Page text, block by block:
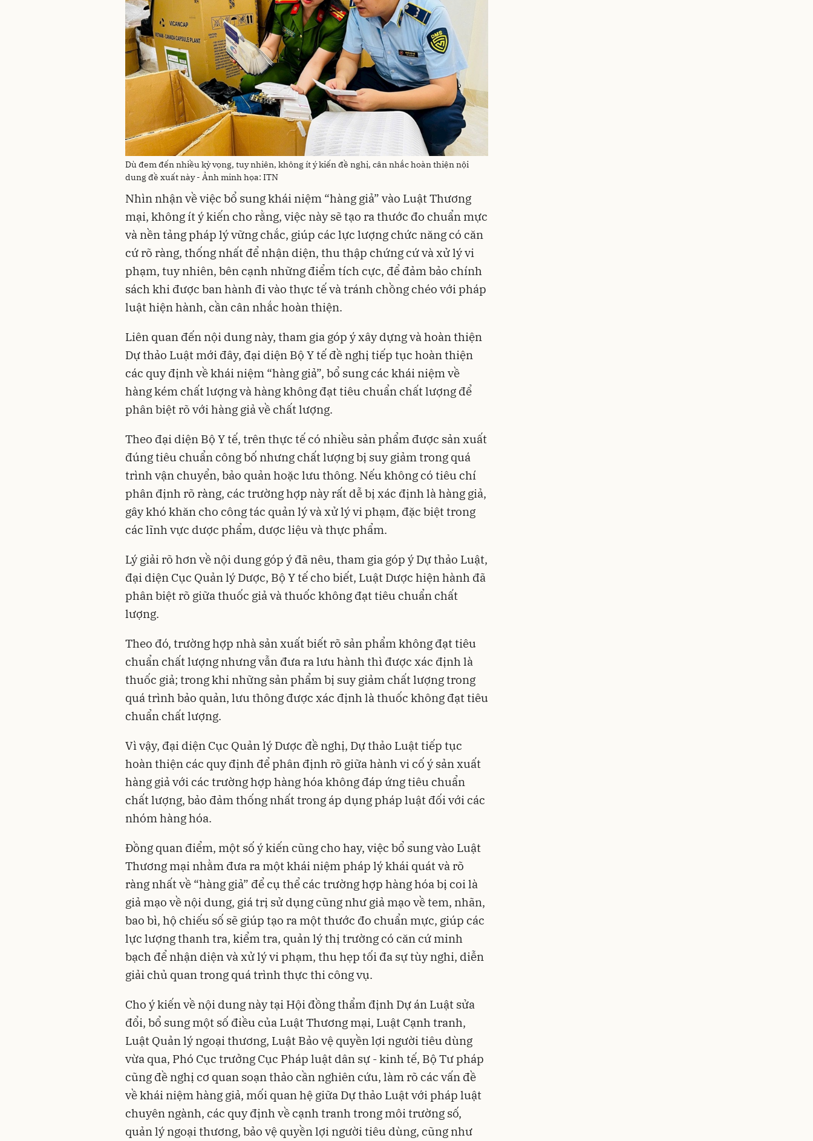
Dù đem đến nhiều kỳ vọng, tuy nhiên, không ít ý kiến đề nghị, cân nhắc hoàn thiện nội
dung đề xuất này - Ảnh minh họa: ITN
Nhìn nhận về việc bổ sung khái niệm “hàng giả” vào Luật Thương
mại, không ít ý kiến cho rằng, việc này sẽ tạo ra thước đo chuẩn mực
và nền tảng pháp lý vững chắc, giúp các lực lượng chức năng có căn
cứ rõ ràng, thống nhất để nhận diện, thu thập chứng cứ và xử lý vi
phạm, tuy nhiên, bên cạnh những điểm tích cực, để đảm bảo chính
sách khi được ban hành đi vào thực tế và tránh chồng chéo với pháp
luật hiện hành, cần cân nhắc hoàn thiện.
Liên quan đến nội dung này, tham gia góp ý xây dựng và hoàn thiện
Dự thảo Luật mới đây, đại diện Bộ Y tế đề nghị tiếp tục hoàn thiện
các quy định về khái niệm “hàng giả”, bổ sung các khái niệm về
hàng kém chất lượng và hàng không đạt tiêu chuẩn chất lượng để
phân biệt rõ với hàng giả về chất lượng.
Theo đại diện Bộ Y tế, trên thực tế có nhiều sản phẩm được sản xuất
đúng tiêu chuẩn công bố nhưng chất lượng bị suy giảm trong quá
trình vận chuyển, bảo quản hoặc lưu thông. Nếu không có tiêu chí
phân định rõ ràng, các trường hợp này rất dễ bị xác định là hàng giả,
gây khó khăn cho công tác quản lý và xử lý vi phạm, đặc biệt trong
các lĩnh vực dược phẩm, dược liệu và thực phẩm.
Lý giải rõ hơn về nội dung góp ý đã nêu, tham gia góp ý Dự thảo Luật,
đại diện Cục Quản lý Dược, Bộ Y tế cho biết, Luật Dược hiện hành đã
phân biệt rõ giữa thuốc giả và thuốc không đạt tiêu chuẩn chất
lượng.
Theo đó, trường hợp nhà sản xuất biết rõ sản phẩm không đạt tiêu
chuẩn chất lượng nhưng vẫn đưa ra lưu hành thì được xác định là
thuốc giả; trong khi những sản phẩm bị suy giảm chất lượng trong
quá trình bảo quản, lưu thông được xác định là thuốc không đạt tiêu
chuẩn chất lượng.
Vì vậy, đại diện Cục Quản lý Dược đề nghị, Dự thảo Luật tiếp tục
hoàn thiện các quy định để phân định rõ giữa hành vi cố ý sản xuất
hàng giả với các trường hợp hàng hóa không đáp ứng tiêu chuẩn
chất lượng, bảo đảm thống nhất trong áp dụng pháp luật đối với các
nhóm hàng hóa.
Đồng quan điểm, một số ý kiến cũng cho hay, việc bổ sung vào Luật
Thương mại nhằm đưa ra một khái niệm pháp lý khái quát và rõ
ràng nhất về “hàng giả” để cụ thể các trường hợp hàng hóa bị coi là
giả mạo về nội dung, giá trị sử dụng cũng như giả mạo về tem, nhãn,
bao bì, hộ chiếu số sẽ giúp tạo ra một thước đo chuẩn mực, giúp các
lực lượng thanh tra, kiểm tra, quản lý thị trường có căn cứ minh
bạch để nhận diện và xử lý vi phạm, thu hẹp tối đa sự tùy nghi, diễn
giải chủ quan trong quá trình thực thi công vụ.
Cho ý kiến về nội dung này tại Hội đồng thẩm định Dự án Luật sửa
đổi, bổ sung một số điều của Luật Thương mại, Luật Cạnh tranh,
Luật Quản lý ngoại thương, Luật Bảo vệ quyền lợi người tiêu dùng
vừa qua, Phó Cục trưởng Cục Pháp luật dân sự - kinh tế, Bộ Tư pháp
cũng đề nghị cơ quan soạn thảo cần nghiên cứu, làm rõ các vấn đề
về khái niệm hàng giả, mối quan hệ giữa Dự thảo Luật với pháp luật
chuyên ngành, các quy định về cạnh tranh trong môi trường số,
quản lý ngoại thương, bảo vệ quyền lợi người tiêu dùng, cũng như